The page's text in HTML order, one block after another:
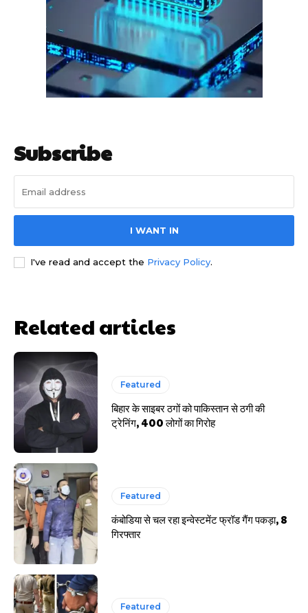
गुरुग्राम साइबर पुलिस ने बीते छह महीने में 18 बैंक कर्मचारियों को किया गिरफ्तार
इन लोगों ने लालच में आकर बैंक खाते खोलकर साइबर ठगों को उपलब्ध कराए
हर खाते के बदले मिलते थे 20 से 25 हजार
साइबर धोखाधड़ी बैंकिंग में
HIGHLIGHT
हर खाते के बदले मिलते थे 20 से 25 हजार
Subscribe
I WANT IN
I've read and accept the Privacy Policy.
Related articles
Featured
बिहार के साइबर ठगों को पाकिस्तान से ठगी की
ट्रेनिंग, 400 लोगों का गिरोह
Featured
कंबोडिया से चल रहा इन्वेस्टमेंट फ्रॉड गैंग पकड़ा, 8
गिरफ्तार
Featured